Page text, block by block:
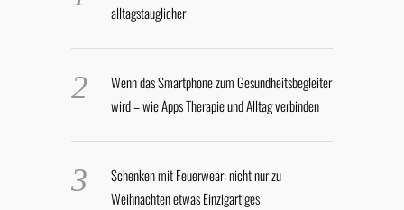
alltagstauglicher
Wenn das Smartphone zum Gesundheitsbegleiter
wird – wie Apps Therapie und Alltag verbinden
Schenken mit Feuerwear: nicht nur zu
Weihnachten etwas Einzigartiges